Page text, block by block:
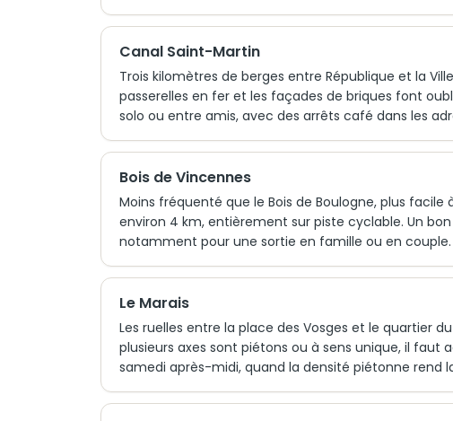
Canal Saint-Martin
Trois kilomètres de berges entre République et la
passerelles en fer et les façades de briques font
solo ou entre amis, avec des arrêts café dans les
Bois de Vincennes
Moins fréquenté que le Bois de Boulogne, plus
environ 4 km, entièrement sur piste cyclable. Un
notamment pour une sortie en famille ou en couple.
Le Marais
Les ruelles entre la place des Vosges et le quartier
plusieurs axes sont piétons ou à sens unique, il
samedi après-midi, quand la densité piétonne rend